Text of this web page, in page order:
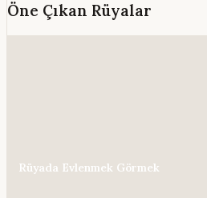
Öne Çıkan Rüyalar
Rüyada Evlenmek Görmek